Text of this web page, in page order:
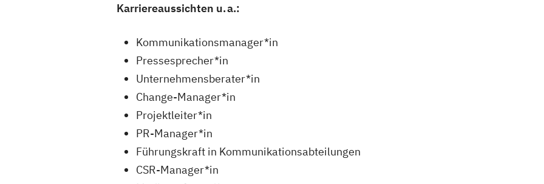
Karriereaussichten u. a.:
Kommunikationsmanager*in
Pressesprecher*in
Unternehmensberater*in
Change-Manager*in
Projektleiter*in
PR-Manager*in
Führungskraft in Kommunikationsabteilungen
CSR-Manager*in